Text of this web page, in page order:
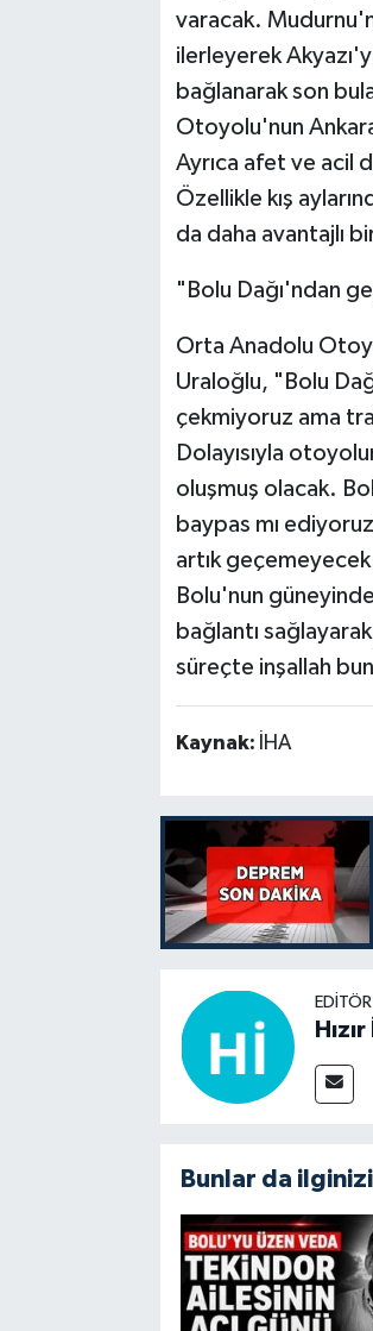
varacak.
ilerleyerek
bağlanarak son
Otoyolu'nun
Ayrıca afet ve acil
Özellikle kış
da daha avantajlı
"Bolu Dağı'ndan
Orta Anadolu
Uraloğlu, "Bolu
çekmiyoruz ama
Dolayısıyla
oluşmuş olacak.
baypas mı
artık
Bolu'nun
bağlantı
süreçte inşallah
Kaynak: İHA
Bunlar da